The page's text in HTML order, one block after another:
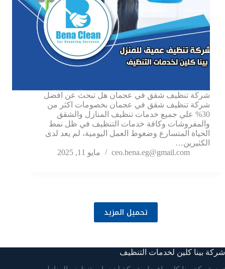
شركة تنظيف شقق في عجمان هل تبحث عن افضل
شركة تنظيف شقق في عجمان بخصومات اكثر من
30% علي جميع خدمات تنظيف المنازل والشقق
والمفروشات وكافة خدمات التنظيف في ظل نمط
الحياة المتسارع وضغوط العمل اليومية، لم يعد لدى
الكثيرين…
ceo.bena.eg@gmail.com
مايو 11, 2025
تحميل المزيد
شركة بينا كلين لخدمات التنظيف